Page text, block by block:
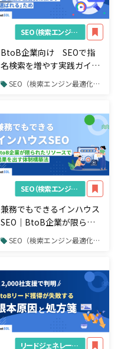
SEO（検索エンジン最適化）
BtoB企業向け SEOで指
名検索を増やす実践ガイド
｜中堅企業が広告費に頼ら
SEO（検索エンジン最適化）
SEO（検索エンジン最適化）
兼務でもできるインハウス
SEO｜BtoB企業が限られ
たリソースで結果を出す体
SEO（検索エンジン最適化）
リードジェネレーション